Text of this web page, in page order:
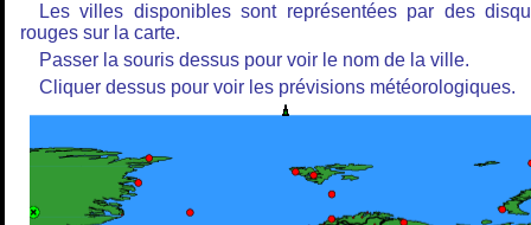
Les villes disponibles sont représentées par des
rouges sur la carte.
Passer la souris dessus pour voir le nom de la ville.
Cliquer dessus pour voir les prévisions météorologiques.